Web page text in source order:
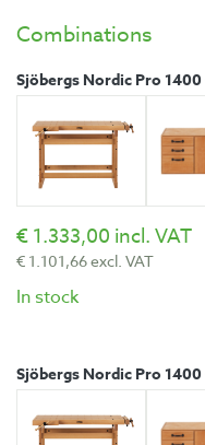
Combinations
Sjöbergs Nordic Pro
1.333,00 incl. VAT
1.101,66 excl. VAT
In stock
Sjöbergs Nordic Pro